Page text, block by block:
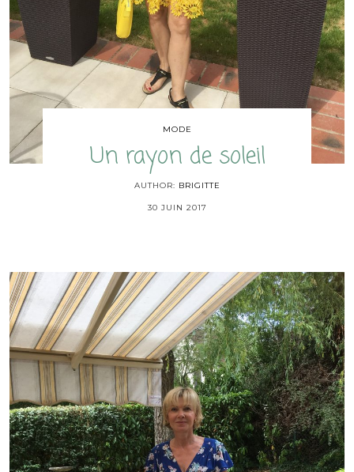
MODE
Un rayon de soleil
AUTHOR: BRIGITTE
30 JUIN 2017